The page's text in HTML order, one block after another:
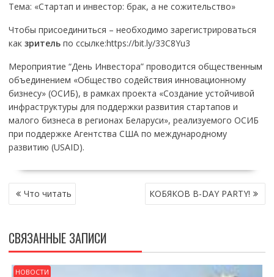
Тема: «Стартап и инвестор: брак, а не сожительство»
Чтобы присоединиться – необходимо зарегистрироваться
как зрительпо ссылке:https://bit.ly/33C8Yu3
Мероприятие “День Инвестора” проводится общественным
объединением «Общество содействия инновационному
бизнесу» (ОСИБ), в рамках проекта «Создание устойчивой
инфраструктуры для поддержки развития стартапов и
малого бизнеса в регионах Беларуси», реализуемого ОСИБ
при поддержке Агентства США по международному
развитию (USAID).
НАВИГАЦИЯ
ПО Что читать КОБЯКОВ B-DAY PARTY!
СВЯЗАННЫЕ ЗАПИСИ
НОВОСТИ